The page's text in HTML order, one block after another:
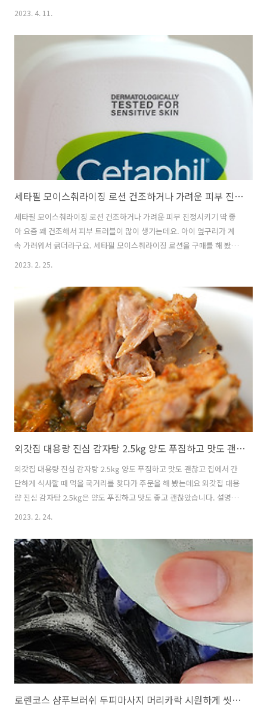
먹이고 있습니다. 물론 저도 같이 먹고 있는데요. 자일리톨 100% 덴탈
설명하기 위해서는 자일리톨이 뭔지 알아야하는데요. 자일리톨은 자작
나무 또는 떡갈나무, 옥수수 벚나무 등에서 추출할 수 있는 물질인데요.
근데 대표적으로 필란드산 자작나무에서 추출한 자일리톨이 유명해서
데요. 일반적으로 단맛을 내는 설탕과는 다르게 흡수가 되지 않습니다.
2023. 4. 11.
세타필 모이스춰라이징 로션 건조하거나 가려운 피부 진정시키기 딱 좋아
세타필 모이스춰라이징 로션 건조하거나 가려운 피부 진정시키기 딱 좋
아 요즘 꽤 건조해서 피부 트러블이 많이 생기는데요. 아이 옆구리가 계
속 가려워서 긁더라구요. 세타필 모이스춰라이징 로션을 구매를 해 봤는
데요. 건조하거나 가려운 피부 진정시키기 딱 좋은 제품이라고 해서 사봤
부 테스트를 완료해서 누구나 편하게 사용할 수 있는 제품 입니다. 민감
피부 5가지 증상 개선을 한다고 하는데 건조, 과민, 거침, 당김, 약해진 피
부 장벽을 보호 합니다. 10가지 유해 성분이 없고, 동물성 원료 없고, 무
향이라는게 특징인데요. 세타필 모이스춰라이징 로션을 관심 가진게 아
이가 피부가 가려운지 계속 긁게 되었고 뭔가 두드러기 난것처럼 피부가
일어나더군요..
2023. 2. 25.
외갓집 대용량 진심 감자탕 2.5kg 양도 푸짐하고 맛도 괜찮고
외갓집 대용량 진심 감자탕 2.5kg 양도 푸짐하고 맛도 괜찮고 집에서 간
단하게 식사할 때 먹을 국거리를 찾다가 주문을 해 봤는데요 외갓집 대용
량 진심 감자탕 2.5kg은 양도 푸짐하고 맛도 좋고 괜찮았습니다. 설명에
는 2.5Kg으로 3-4명이 한끼 식사에 매우 충분한 양이라고 나오는데요.
데요. 실제로 제가 먹어본 후기를 적어보려고 합니다. 요즘은 냉동국물요
리도 생각보다 꽤 잘 나와서 그냥 간단히 해동해서 먹어도 꼭 식당가서
먹는것 만큼 훌륭한 퀄리티가 나오는데요. 이 제품도 그랬습니다. 식당가
서 먹고 다시 집에오고 이것도 아이 키우는 제 입장에서는 생각보다 어려
운 일이 되버렸는데요. 그래서 집에서 간단하게 식사를 해결하려고 하는
데..
2023. 2. 24.
로렌코스 샴푸브러쉬 두피마사지 머리카락 시원하게 씻는 방법